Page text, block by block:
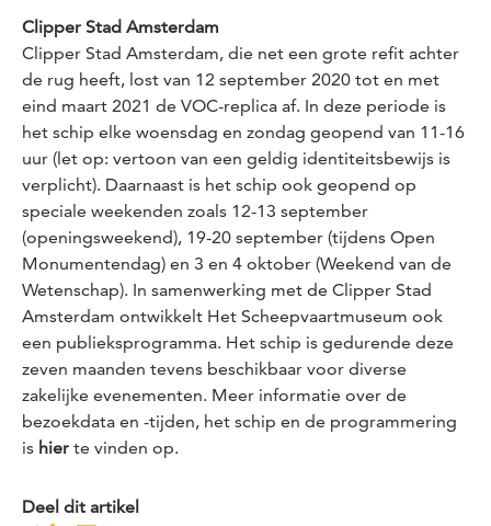
Clipper Stad Amsterdam
Clipper Stad Amsterdam, die net een grote refit achter
de rug heeft, lost van 12 september 2020 tot en met
eind maart 2021 de VOC-replica af. In deze periode is
het schip elke woensdag en zondag geopend van 11-16
uur (let op: vertoon van een geldig identiteitsbewijs is
verplicht). Daarnaast is het schip ook geopend op
speciale weekenden zoals 12-13 september
(openingsweekend), 19-20 september (tijdens Open
Monumentendag) en 3 en 4 oktober (Weekend van de
Wetenschap). In samenwerking met de Clipper Stad
Amsterdam ontwikkelt Het Scheepvaartmuseum ook
een publieksprogramma. Het schip is gedurende deze
zeven maanden tevens beschikbaar voor diverse
zakelijke evenementen. Meer informatie over de
bezoekdata en -tijden, het schip en de programmering
is hier te vinden op.
Deel dit artikel